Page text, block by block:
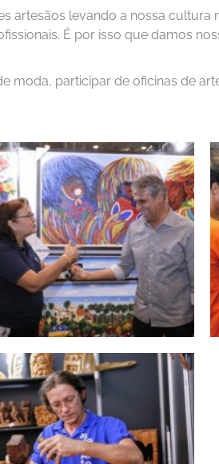
artesãos levando a nossa
É por isso que damos
moda, participar de oficinas de